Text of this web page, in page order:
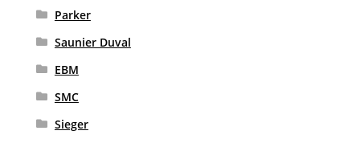
Parker
Saunier Duval
EBM
SMC
Sieger